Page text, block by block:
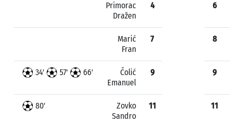
Primorac
Dražen
4
Marić
Fran
7
34' 57' 66'
Čolić
Emanuel
9
80'
Zovko
Sandro
11
6
8
9
11